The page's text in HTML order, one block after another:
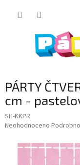
PÁRTY
cm -
SH-KKPR
Průměrné
produktu
Neohodnoceno